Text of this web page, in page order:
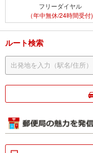
フリーダイヤル
（年中無休/24時間受付)
ルート検索